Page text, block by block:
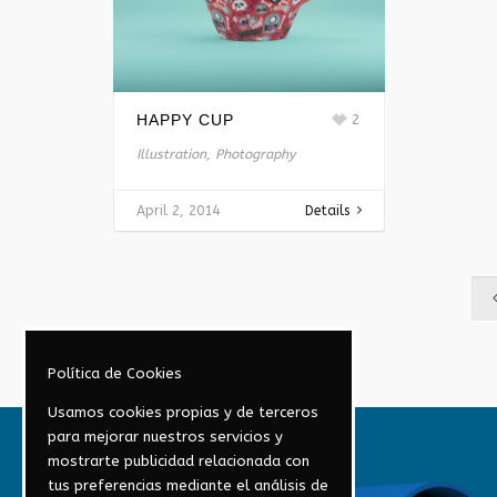
HAPPY CUP
Illustration, Photography
2
April 2, 2014 Details
Política de Cookies
Usamos cookies propias y de terceros
para mejorar nuestros servicios y
mostrarte publicidad relacionada con
tus preferencias mediante el análisis de